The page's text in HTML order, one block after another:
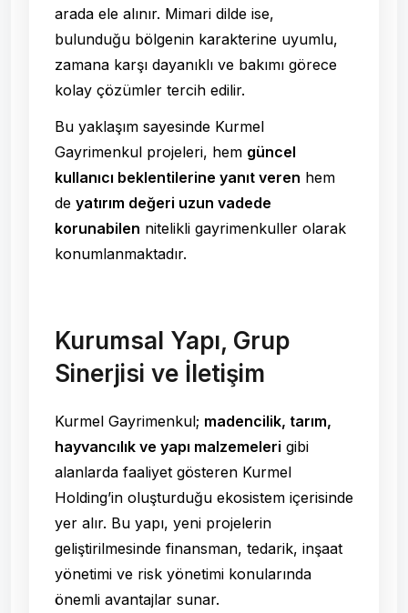
arada ele alınır. Mimari dilde ise,
bulunduğu bölgenin karakterine uyumlu,
zamana karşı dayanıklı ve bakımı görece
kolay çözümler tercih edilir.
Bu yaklaşım sayesinde Kurmel
Gayrimenkul projeleri, hem güncel
kullanıcı beklentilerine yanıt veren hem
de yatırım değeri uzun vadede
korunabilen nitelikli gayrimenkuller olarak
konumlanmaktadır.
Kurumsal Yapı, Grup
Sinerjisi ve İletişim
Kurmel Gayrimenkul; madencilik, tarım,
hayvancılık ve yapı malzemeleri gibi
alanlarda faaliyet gösteren Kurmel
Holding’in oluşturduğu ekosistem içerisinde
yer alır. Bu yapı, yeni projelerin
geliştirilmesinde finansman, tedarik, inşaat
yönetimi ve risk yönetimi konularında
önemli avantajlar sunar.